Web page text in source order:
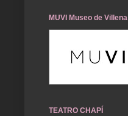
MUVI Museo de Villena
TEATRO CHAPÍ